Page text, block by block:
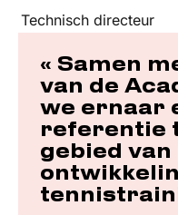
Technisch directeur
« Samen
van de
we ernaar
referentie
gebied